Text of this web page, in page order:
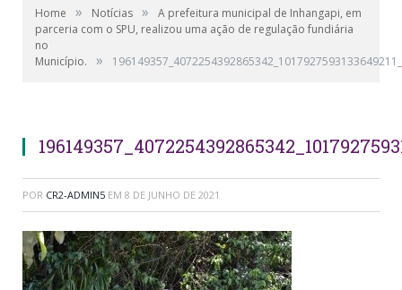
Home » Notícias »
A prefeitura municipal de Inhangapi, em
parceria com o SPU, realizou uma ação de regulação fundiária
no
Município.
»
POR CR2-ADMIN5 EM 8 DE JUNHO DE 2021